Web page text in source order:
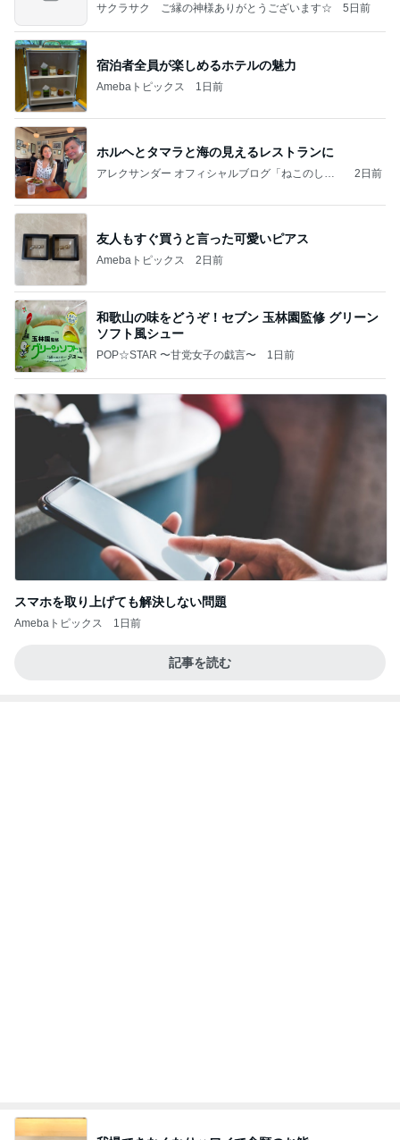
サクラサク ご縁の神様ありがとうございます☆ 5日前
宿泊者全員が楽しめるホテルの魅力
Amebaトピックス 1日前
ホルヘとタマラと海の見えるレストランに
アレクサンダー オフィシャルブログ「ねこのしっ
2日前
友人もすぐ買うと言った可愛いピアス
Amebaトピックス 2日前
和歌山の味をどうぞ！セブン 玉林園監修 グリーン
ソフト風シュー
POP☆STAR 〜甘党女子の戯言〜 1日前
スマホを取り上げても解決しない問題
Amebaトピックス 1日前
記事を読む